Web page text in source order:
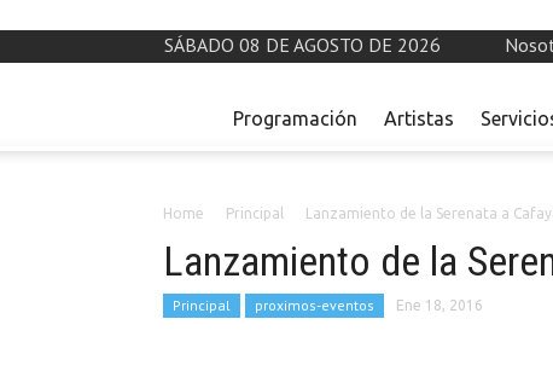
SÁBADO 08 DE AGOSTO DE 2026
Programación Artistas
Home Principal Lanzamiento de la Serenata a
Lanzamiento de la
Principal proximos-eventos Ene 18, 2016